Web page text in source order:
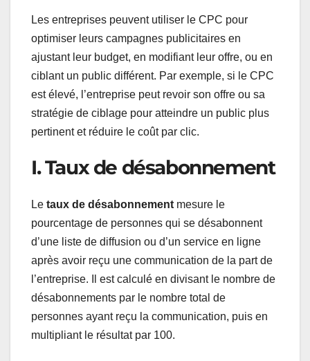
Les entreprises peuvent utiliser le CPC pour
optimiser leurs campagnes publicitaires en
ajustant leur budget, en modifiant leur offre, ou en
ciblant un public différent. Par exemple, si le CPC
est élevé, l’entreprise peut revoir son offre ou sa
stratégie de ciblage pour atteindre un public plus
pertinent et réduire le coût par clic.
I. Taux de désabonnement
Le taux de désabonnement mesure le
pourcentage de personnes qui se désabonnent
d’une liste de diffusion ou d’un service en ligne
après avoir reçu une communication de la part de
l’entreprise. Il est calculé en divisant le nombre de
désabonnements par le nombre total de
personnes ayant reçu la communication, puis en
multipliant le résultat par 100.